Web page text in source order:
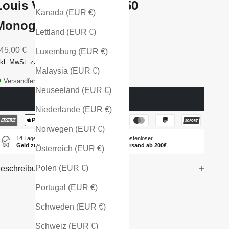
Kanada (EUR €)
Lettland (EUR €)
Luxemburg (EUR €)
Malaysia (EUR €)
Neuseeland (EUR €)
Niederlande (EUR €)
Norwegen (EUR €)
Österreich (EUR €)
Polen (EUR €)
Portugal (EUR €)
Schweden (EUR €)
Schweiz (EUR €)
Vuitton Keepall 50
Canvas
€
MwSt. zzgl. Versandkosten
Versandfertig - in 1-2 Tagen bei dir
14 Tage
Geld zurück
Kostenloser
Versand ab 200€